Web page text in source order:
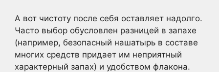
А вот чистоту после себя оставляет надолго.
Часто выбор обусловлен разницей в запахе
(например, безопасный нашатырь в составе
многих средств придает им неприятный
характерный запах) и удобством флакона.